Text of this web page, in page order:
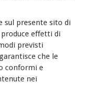
sul presente sito di
effetti di
previsti
che le
conformi e
nei